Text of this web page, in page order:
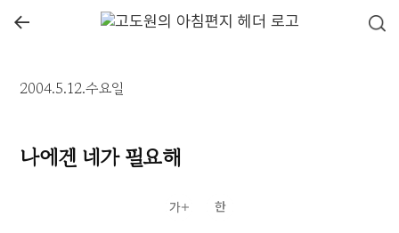
←
2004.5.12.수요일
나에겐 네가 필요해